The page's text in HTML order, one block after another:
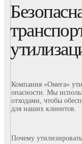
Компания «Омега»
опасности. Мы
отходами, чтобы
для наших клиентов.
Почему